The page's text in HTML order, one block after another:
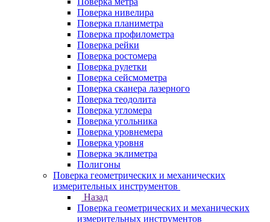
Поверка нивелира
Поверка планиметра
Поверка профилометра
Поверка рейки
Поверка ростомера
Поверка рулетки
Поверка сейсмометра
Поверка сканера лазерного
Поверка теодолита
Поверка угломера
Поверка угольника
Поверка уровнемера
Поверка уровня
Поверка эклиметра
Полигоны
Поверка геометрических и механических
измерительных инструментов
Назад
Поверка геометрических и механических
измерительных инструментов